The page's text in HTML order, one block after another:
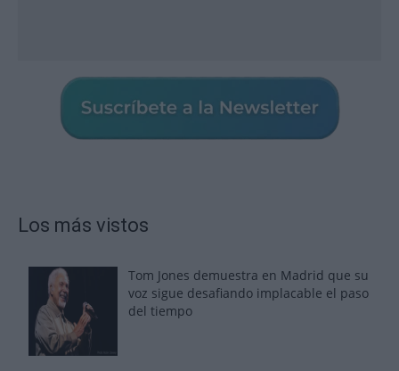
Los más vistos
Tom Jones demuestra en Madrid que su
voz sigue desafiando implacable el paso
del tiempo